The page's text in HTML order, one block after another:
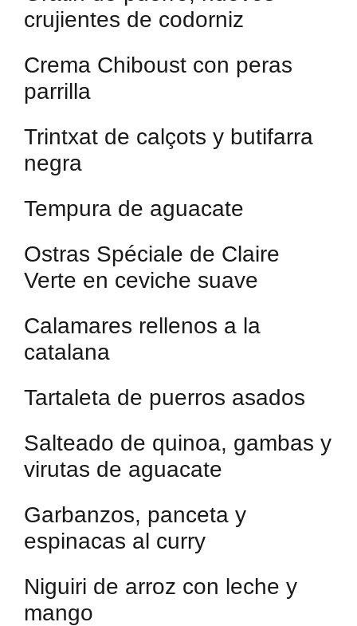
crujientes de codorniz
Crema Chiboust con peras
parrilla
Trintxat de calçots y butifarra
negra
Tempura de aguacate
Ostras Spéciale de Claire
Verte en ceviche suave
Calamares rellenos a la
catalana
Tartaleta de puerros asados
Salteado de quinoa, gambas y
virutas de aguacate
Garbanzos, panceta y
espinacas al curry
Niguiri de arroz con leche y
mango